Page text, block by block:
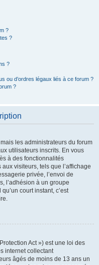
?
?
?
ou d’ordres légaux liés à ce forum ?
?
les administrateurs du forum
utilisateurs inscrits. En vous
à des fonctionnalités
visiteurs, tels que l’affichage
privée, l’envoi de
l’adhésion à un groupe
court instant, c’est
Act ») est une loi des
internet collectant
âgés de moins de 13 ans un